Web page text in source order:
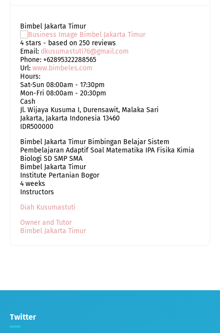
Bimbel Jakarta Timur
4 stars - based on 250 reviews
Email: dkusumastuti76@gmail.com
Phone: +62895322288565
Url: www.bimbeles.com
Hours:
Sat-Sun 08:00am - 17:30pm
Mon-Fri 08:00am - 20:30pm
Cash
Jl. Wijaya Kusuma I, Durensawit, Malaka Sari
Jakarta, Jakarta Indonesia 13460
IDR500000
Bimbel Jakarta Timur Bimbingan Belajar Sistem
Pembelajaran Adaptif Soal Matematika IPA Fisika Kimia
Biologi SD SMP SMA
Bimbel Jakarta Timur
Institute Pertanian Bogor
4 weeks
Instructors
Diah Kusumastuti
Owner and Tutor
Bimbel Jakarta Timur
Twitter